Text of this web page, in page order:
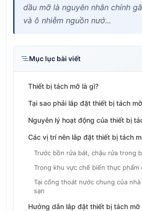
dầu mỡ là nguyên nhân chính
và ô nhiễm nguồn nướ...
Mục lục bài viết
Thiết bị tách mỡ là gì?
Tại sao phải lắp đặt thiết bị tách
Nguyên lý hoạt động của thiết bị
Các vị trí nên lắp đặt thiết bị tách
Trước bồn rửa bát, chậu rửa trong
Trong khu vực chế biến thực phẩm
Tại cống thoát nước chung của
sạn
Hướng dẫn lắp đặt thiết bị tách